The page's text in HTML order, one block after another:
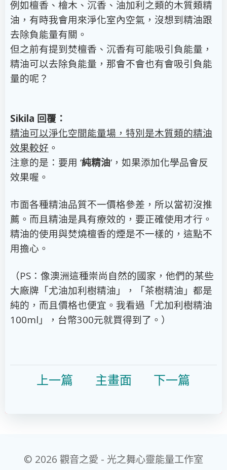
例如檀香、檜木、沉香、油加利之類的木質類精
油，有時我會用來淨化室內空氣，沒想到精油跟
去除負能量有關。
但之前有提到焚檀香、沉香有可能吸引負能量，
精油可以去除負能量，那會不會也有會吸引負能
量的呢？
Sikila 回覆：
精油可以淨化空間能量場，特別是木質類的精油
效果較好 。
注意的是：要用 ‘純精油‘，如果添加化學品會反
效果喔。
市面各種精油品質不一價格參差，所以當初沒推
薦。而且精油是具有療效的，要正確使用才行。
精油的使用與焚燒檀香的煙是不一樣的，這點不
用擔心。
（PS：像澳洲這種崇尚自然的國家，他們的某些
大廠牌「尤油加利樹精油」，「茶樹精油」都是
純的，而且價格也便宜。我看過「尤加利樹精油
100ml」，台幣300元就買得到了。）
上一篇 主畫面 下一篇
© 2026 觀音之愛 - 光之舞心靈能量工作室